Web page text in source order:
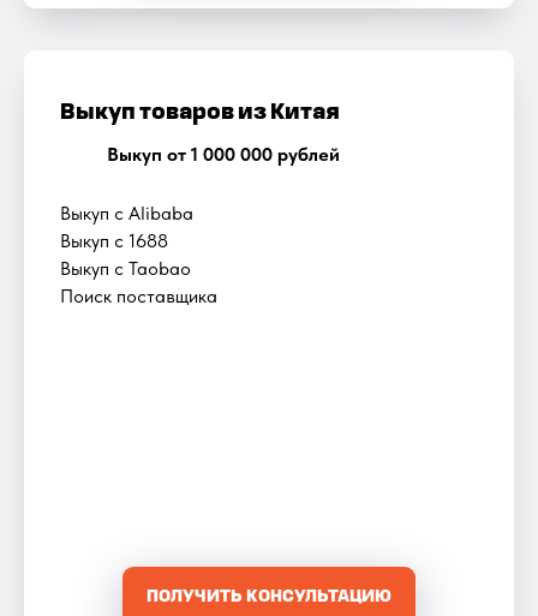
Выкуп товаров из Китая
Выкуп от 1 000 000 рублей
Выкуп с Alibaba
Выкуп с 1688
Выкуп с Taobao
Поиск поставщика
ПОЛУЧИТЬ КОНСУЛЬТАЦИЮ